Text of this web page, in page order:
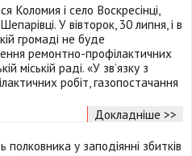
Коломия і село Воскресінці,
У вівторок, 30 липня, і в
громаді не буде
ремонтно-профілактичних
міській раді. «У зв’язку з
робіт, газопостачання
Докладніше >>